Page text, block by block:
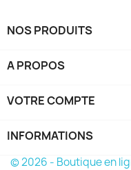
NOS PRODUITS
A PROPOS
VOTRE COMPTE
INFORMATIONS
© 2026 - Boutique en